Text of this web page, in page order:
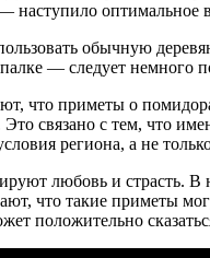
наступило
обычную
— следует немного
что приметы о
связано с тем, что
региона, а не
любовь и страсть.
что такие приметы
положительно